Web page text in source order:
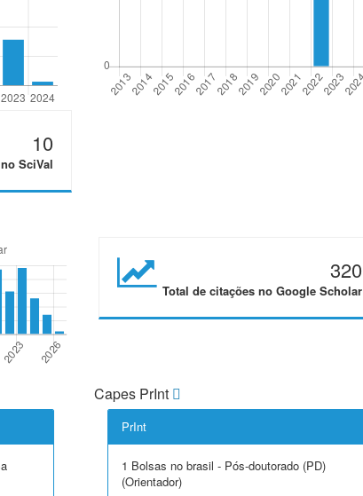
10
SciVal
320
Total de citações no Google Scholar
Capes PrInt
PrInt
1 Bolsas no brasil - Pós-doutorado (PD)
(Orientador)